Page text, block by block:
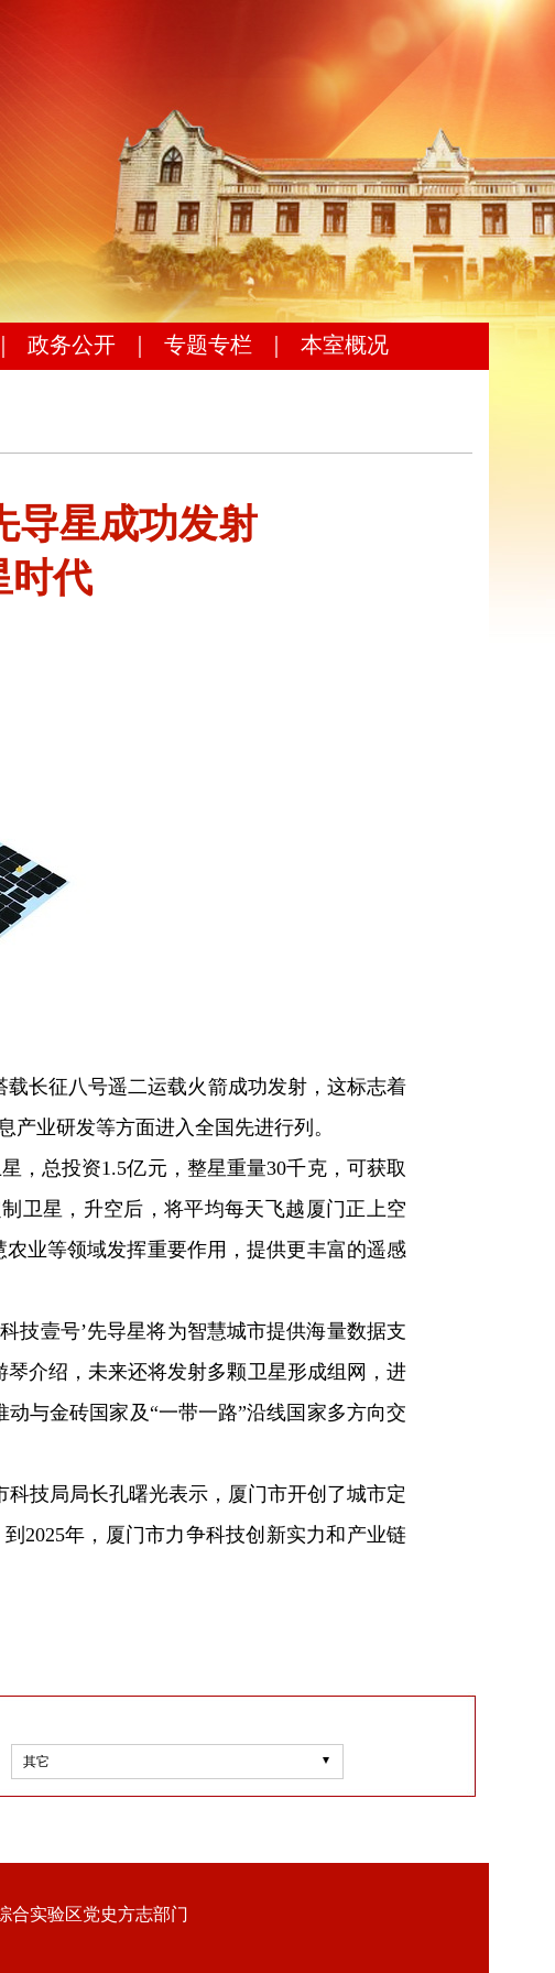
政务公开 专题专栏 本室概况
导星成功发射
时代
载长征八号遥二运载火箭成功发射，这标志着
业研发等方面进入全国先进行列。
，总投资1.5亿元，整星重量30千克，可获取
卫星，升空后，将平均每天飞越厦门正上空
业等领域发挥重要作用，提供更丰富的遥感
技壹号’先导星将为智慧城市提供海量数据支
介绍，未来还将发射多颗卫星形成组网，进
与金砖国家及“一带一路”沿线国家多方向交
技局局长孔曙光表示，厦门市开创了城市定
2025年，厦门市力争科技创新实力和产业链
其它
合实验区党史方志部门